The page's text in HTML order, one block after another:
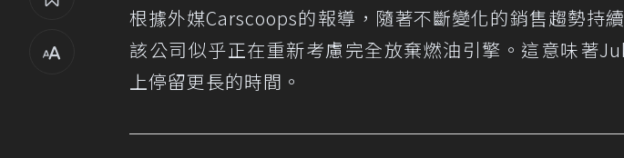
根據外媒Carscoops的報導 ，隨著不斷變化的銷售趨勢持
該公司似乎正在重新考慮完全放棄燃油引擎。這意味著
上停留更長的時間。